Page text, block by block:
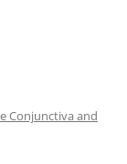
Conjunctiva and